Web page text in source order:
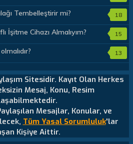
Tembelleştirir mi? 18
İşitme Cihazı Almalıyım? 15
13
Sitesidir. Kayıt Olan Herkes
Mesaj, Konu, Resim
Mesajlar, Konular, ve
Tüm Yasal Sorumluluk'lar
Kişiye Aittir.